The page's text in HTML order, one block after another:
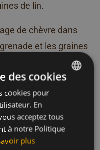
de lin.
de chèvre dans
et les graines
de bretzel dans
recettes
comme
ENGLISH
des cookies
cookies pour
En
acceptez tous
à notre Politique
plus